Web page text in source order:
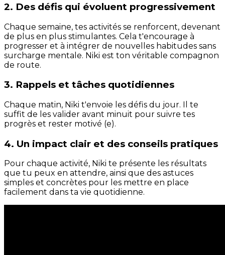
2. Des défis qui évoluent progressivement
Chaque semaine, tes activités se renforcent, devenant
de plus en plus stimulantes. Cela t'encourage à
progresser et à intégrer de nouvelles habitudes sans
surcharge mentale. Niki est ton véritable compagnon
de route.
3. Rappels et tâches quotidiennes
Chaque matin, Niki t'envoie les défis du jour. Il te
suffit de les valider avant minuit pour suivre tes
progrès et rester motivé (e).
4. Un impact clair et des conseils pratiques
Pour chaque activité, Niki te présente les résultats
que tu peux en attendre, ainsi que des astuces
simples et concrètes pour les mettre en place
facilement dans ta vie quotidienne.